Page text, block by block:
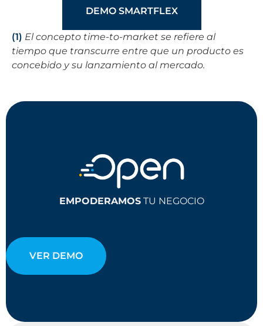
DEMO SMARTFLEX
(1) El concepto time-to-market se refiere al
tiempo que transcurre entre que un producto es
concebido y su lanzamiento al mercado.
EMPODERAMOSTU NEGOCIO
VER DEMO